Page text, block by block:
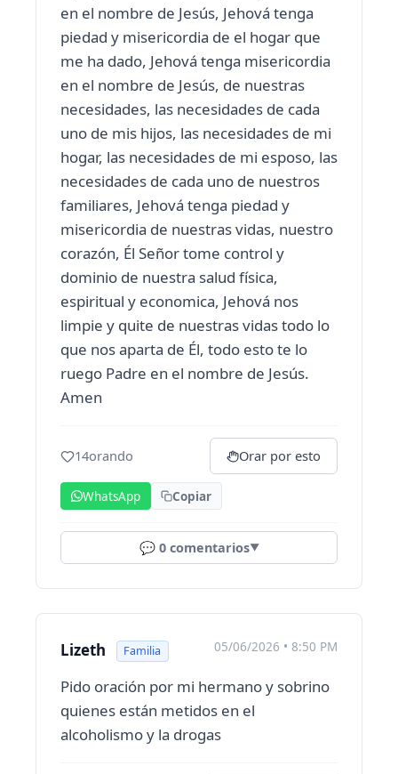
en el nombre de Jesús, Jehová tenga
piedad y misericordia de el hogar que
me ha dado, Jehová tenga misericordia
en el nombre de Jesús, de nuestras
necesidades, las necesidades de cada
uno de mis hijos, las necesidades de mi
hogar, las necesidades de mi esposo, las
necesidades de cada uno de nuestros
familiares, Jehová tenga piedad y
misericordia de nuestras vidas, nuestro
corazón, Él Señor tome control y
dominio de nuestra salud física,
espiritual y economica, Jehová nos
limpie y quite de nuestras vidas todo lo
que nos aparta de Él, todo esto te lo
ruego Padre en el nombre de Jesús.
Amen
14orando Orar por esto
WhatsApp Copiar
💬 0comentarios▼
Lizeth Familia 05/06/2026 • 8:50 PM
Pido oración por mi hermano y sobrino
quienes están metidos en el
alcoholismo y la drogas